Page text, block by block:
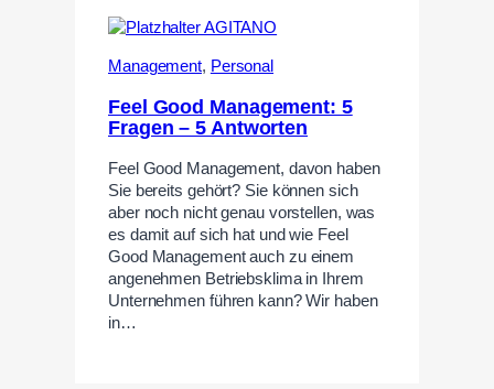
Management, Personal
Feel Good Management: 5
Fragen – 5 Antworten
Feel Good Management, davon haben
Sie bereits gehört? Sie können sich
aber noch nicht genau vorstellen, was
es damit auf sich hat und wie Feel
Good Management auch zu einem
angenehmen Betriebsklima in Ihrem
Unternehmen führen kann? Wir haben
in…